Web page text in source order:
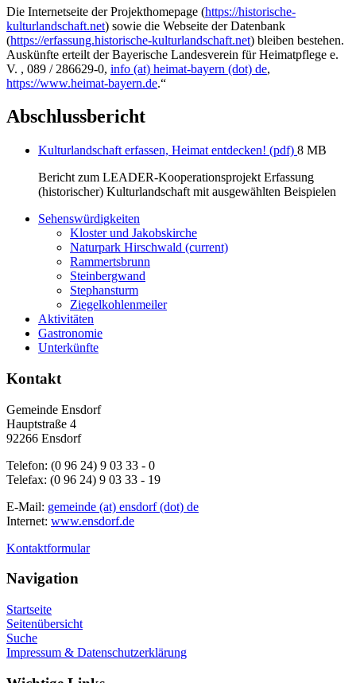
Die Internetseite der Projekthomepage (https://historische-
kulturlandschaft.net) sowie die Webseite der Datenbank
(https://erfassung.historische-kulturlandschaft.net) bleiben bestehen.
Auskünfte erteilt der Bayerische Landesverein für Heimatpflege e.
V. , 089 / 286629-0, info (at) heimat-bayern (dot) de,
https://www.heimat-bayern.de.“
Abschlussbericht
Kulturlandschaft erfassen, Heimat entdecken! (pdf) 8 MB
Bericht zum LEADER-Kooperationsprojekt Erfassung
(historischer) Kulturlandschaft mit ausgewählten Beispielen
Sehenswürdigkeiten
Kloster und Jakobskirche
Naturpark Hirschwald (current)
Rammertsbrunn
Steinbergwand
Stephansturm
Ziegelkohlenmeiler
Aktivitäten
Gastronomie
Unterkünfte
Kontakt
Gemeinde Ensdorf
Hauptstraße 4
92266 Ensdorf
Telefon: (0 96 24) 9 03 33 - 0
Telefax: (0 96 24) 9 03 33 - 19
E-Mail: gemeinde (at) ensdorf (dot) de
Internet: www.ensdorf.de
Kontaktformular
Navigation
Startseite
Seitenübersicht
Suche
Impressum & Datenschutzerklärung